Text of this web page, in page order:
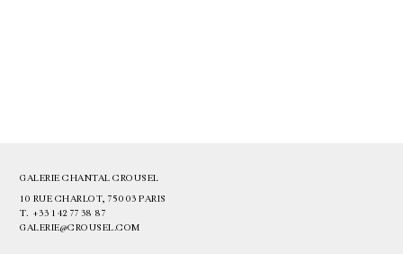
GALERIE CHANTAL CROUSEL
10 RUE CHARLOT, 75003 PARIS
T. +33 1 42 77 38 87
GALERIE@CROUSEL.COM